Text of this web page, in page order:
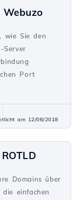
Webuzo
wie Sie den
Server
Port
am 12/06/2018
Domains über
die einfachen